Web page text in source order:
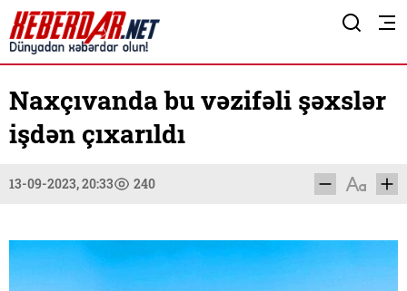
Naxçıvanda bu vəzifəli şəxslər
işdən çıxarıldı
13-09-2023, 20:33 240